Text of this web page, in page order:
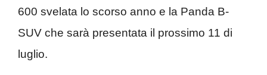
600 svelata lo scorso anno e la Panda B-
SUV che sarà presentata il prossimo 11 di
luglio.